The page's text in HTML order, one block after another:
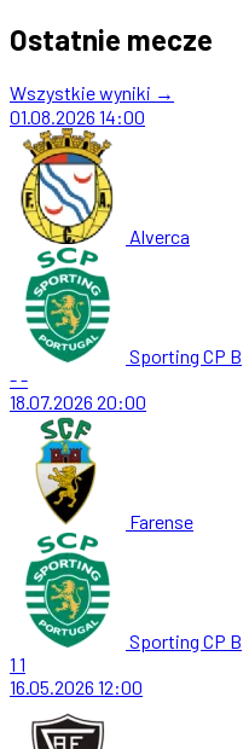
Ostatnie mecze
Wszystkie wyniki →
01.08.2026 14:00
Alverca
Sporting CP B
--
18.07.2026 20:00
Farense
Sporting CP B
1 1
16.05.2026 12:00